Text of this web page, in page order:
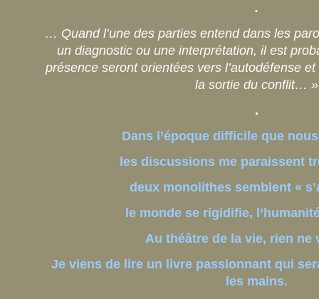
.
… Quand l’une des parties entend dans les
un diagnostic ou une interprétation, il est
présence seront orientées vers l’autodéfense
la sortie du conflit… »
.
Dans l’époque difficile que
les discussions me paraissent
deux monolithes semblent «
le monde se rigidifie,
Au théâtre de la vie, rien ne
Je viens de lire un livre passionnant qui
les mains.